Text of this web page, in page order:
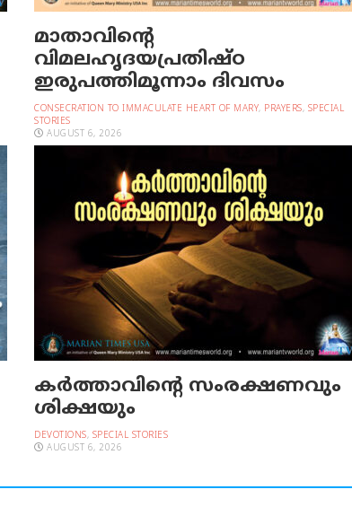
മാതാവിന്റെ
വിമലഹൃദയപ്രതിഷ്ഠ
ഇരുപത്തിമൂന്നാം ദിവസം
CONSECRATION TO IMMACULATE HEART OF MARY, PRAYERS, SPECIAL
STORIES
AUGUST 6, 2026
കർത്താവിന്റെ സംരക്ഷണവും
ശിക്ഷയും
DEVOTIONS, SPECIAL STORIES
AUGUST 6, 2026